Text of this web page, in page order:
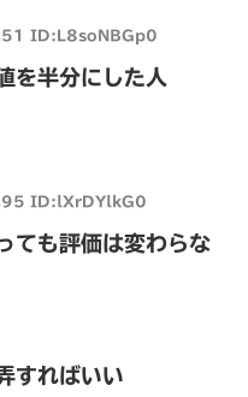
ID:L8soNBGp0
を半分にした人
ID:lXrDYlkG0
ても評価は変わらな
すればいい